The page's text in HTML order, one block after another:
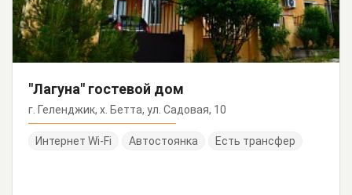
"Лагуна" гостевой дом
г. Геленджик, х. Бетта, ул. Садовая, 10
Интернет Wi-Fi Автостоянка Есть трансфер